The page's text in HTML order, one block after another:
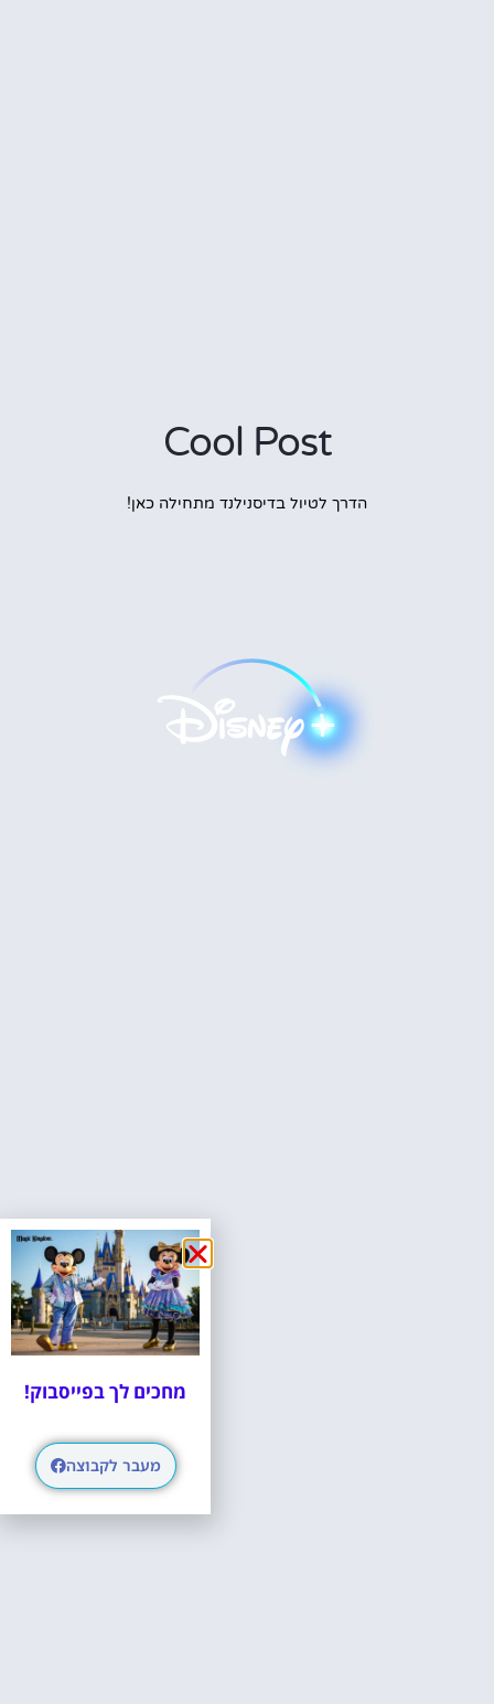
Cool Post
הדרך לטיול בדיסנילנד מתחילה כאן!
מחכים לך בפייסבוק!
מעבר לקבוצה